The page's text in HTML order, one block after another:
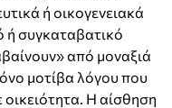
ή οικογενειακά
ή συγκαταβατικό
από μοναξιά
μοτίβα λόγου που
Η αίσθηση